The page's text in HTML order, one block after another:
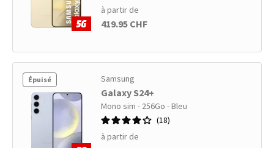
à partir de
419.95 CHF
Épuisé Samsung
Galaxy S24+
Mono sim - 256Go - Bleu
18
à partir de